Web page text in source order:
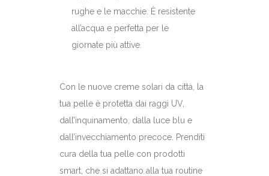
rughe e le macchie. È resistente
all’acqua e perfetta per le
giornate più attive.
Con le nuove creme solari da città, la
tua pelle è protetta dai raggi UV,
dall’inquinamento, dalla luce blu e
dall’invecchiamento precoce. Prenditi
cura della tua pelle con prodotti
smart, che si adattano alla tua routine